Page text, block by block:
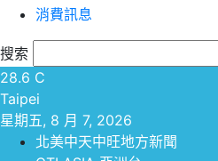
消費訊息
搜索
28.6 C
Taipei
星期五, 8 月 7, 2026
北美中天中旺地方新聞